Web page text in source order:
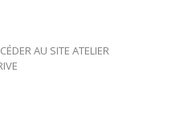
AU SITE ATELIER